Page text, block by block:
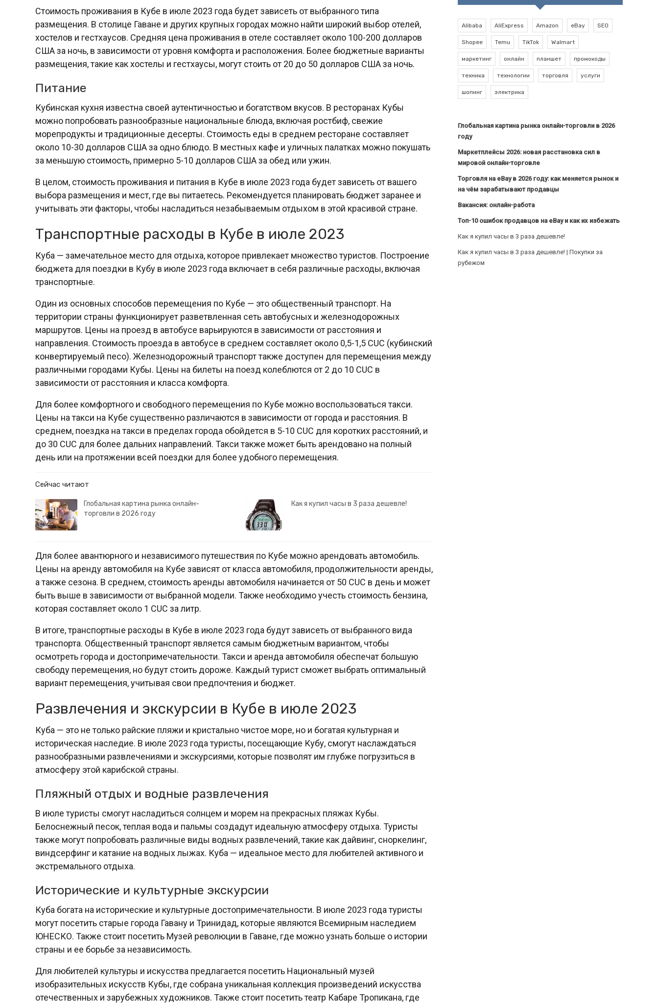
Стоимость проживания в Кубе в июле 2023 года будет зависеть от выбранного типа
размещения. В столице Гаване и других крупных городах можно найти широкий выбор отелей,
хостелов и гестхаусов. Средняя цена проживания в отеле составляет около 100-200 долларов
США за ночь, в зависимости от уровня комфорта и расположения. Более бюджетные варианты
размещения, такие как хостелы и гестхаусы, могут стоить от 20 до 50 долларов США за ночь.
Питание
Кубинская кухня известна своей аутентичностью и богатством вкусов. В ресторанах Кубы
можно попробовать разнообразные национальные блюда, включая ростбиф, свежие
морепродукты и традиционные десерты. Стоимость еды в среднем ресторане составляет
около 10-30 долларов США за одно блюдо. В местных кафе и уличных палатках можно покушать
за меньшую стоимость, примерно 5-10 долларов США за обед или ужин.
В целом, стоимость проживания и питания в Кубе в июле 2023 года будет зависеть от вашего
выбора размещения и мест, где вы питаетесь. Рекомендуется планировать бюджет заранее и
учитывать эти факторы, чтобы насладиться незабываемым отдыхом в этой красивой стране.
Транспортные расходы в Кубе в июле 2023
Куба — замечательное место для отдыха, которое привлекает множество туристов. Построение
бюджета для поездки в Кубу в июле 2023 года включает в себя различные расходы, включая
транспортные.
Один из основных способов перемещения по Кубе — это общественный транспорт. На
территории страны функционирует разветвленная сеть автобусных и железнодорожных
маршрутов. Цены на проезд в автобусе варьируются в зависимости от расстояния и
направления. Стоимость проезда в автобусе в среднем составляет около 0,5-1,5 CUC (кубинский
конвертируемый песо). Железнодорожный транспорт также доступен для перемещения между
различными городами Кубы. Цены на билеты на поезд колеблются от 2 до 10 CUC в
зависимости от расстояния и класса комфорта.
Для более комфортного и свободного перемещения по Кубе можно воспользоваться такси.
Цены на такси на Кубе существенно различаются в зависимости от города и расстояния. В
среднем, поездка на такси в пределах города обойдется в 5-10 CUC для коротких расстояний, и
до 30 CUC для более дальних направлений. Такси также может быть арендовано на полный
день или на протяжении всей поездки для более удобного перемещения.
Сейчас читают
Глобальная картина рынка онлайн-
торговли в 2026 году
Как я купил часы в 3 раза дешевле!
Для более авантюрного и независимого путешествия по Кубе можно арендовать автомобиль.
Цены на аренду автомобиля на Кубе зависят от класса автомобиля, продолжительности аренды,
а также сезона. В среднем, стоимость аренды автомобиля начинается от 50 CUC в день и может
быть выше в зависимости от выбранной модели. Также необходимо учесть стоимость бензина,
которая составляет около 1 CUC за литр.
В итоге, транспортные расходы в Кубе в июле 2023 года будут зависеть от выбранного вида
транспорта. Общественный транспорт является самым бюджетным вариантом, чтобы
осмотреть города и достопримечательности. Такси и аренда автомобиля обеспечат большую
свободу перемещения, но будут стоить дороже. Каждый турист сможет выбрать оптимальный
вариант перемещения, учитывая свои предпочтения и бюджет.
Развлечения и экскурсии в Кубе в июле 2023
Куба — это не только райские пляжи и кристально чистое море, но и богатая культурная и
историческая наследие. В июле 2023 года туристы, посещающие Кубу, смогут наслаждаться
разнообразными развлечениями и экскурсиями, которые позволят им глубже погрузиться в
атмосферу этой карибской страны.
Пляжный отдых и водные развлечения
В июле туристы смогут насладиться солнцем и морем на прекрасных пляжах Кубы.
Белоснежный песок, теплая вода и пальмы создадут идеальную атмосферу отдыха. Туристы
также могут попробовать различные виды водных развлечений, такие как дайвинг, сноркелинг,
виндсерфинг и катание на водных лыжах. Куба — идеальное место для любителей активного и
экстремального отдыха.
Исторические и культурные экскурсии
Куба богата на исторические и культурные достопримечательности. В июле 2023 года туристы
могут посетить старые города Гавану и Тринидад, которые являются Всемирным наследием
ЮНЕСКО. Также стоит посетить Музей революции в Гаване, где можно узнать больше о истории
страны и ее борьбе за независимость.
Для любителей культуры и искусства предлагается посетить Национальный музей
изобразительных искусств Кубы, где собрана уникальная коллекция произведений искусства
отечественных и зарубежных художников. Также стоит посетить театр Кабаре Тропикана, где
Alibaba AliExpress Amazon eBay SEO
Shopee Temu TikTok Walmart
маркетинг онлайн планшет промокоды
техника технологии торговля услуги
шопинг электрика
Глобальная картина рынка онлайн-торговли в 2026
году
Маркетплейсы 2026: новая расстановка сил в
мировой онлайн-торговле
Торговля на eBay в 2026 году: как меняется рынок и
на чём зарабатывают продавцы
Вакансия: онлайн-работа
Топ-10 ошибок продавцов на eBay и как их избежать
Как я купил часы в 3 раза дешевле!
Как я купил часы в 3 раза дешевле! | Покупки за
рубежом